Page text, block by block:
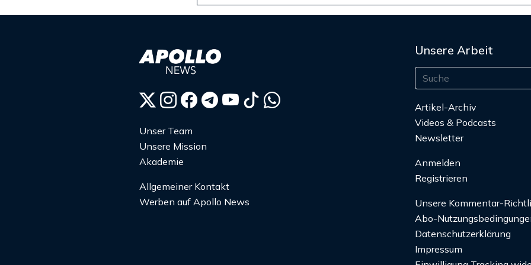
Unser Team
Unsere Mission
Akademie
Allgemeiner Kontakt
Werben auf Apollo News
Unsere Arbeit
Artikel-Archiv
Videos & Podcasts
Newsletter
Anmelden
Registrieren
Unsere Kommentar-
Abo-
Datenschutzerklärung
Impressum